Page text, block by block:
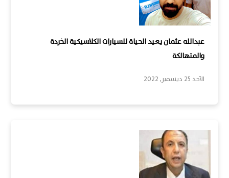
عبدالله عثمان يعيد الحياة للسيارات الكلاسيكية الخردة
والمتهالكة
الأحد 25 ديسمبر, 2022